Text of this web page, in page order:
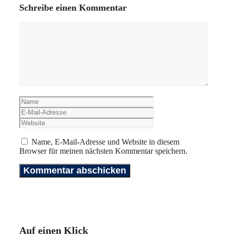
Schreibe einen Kommentar
Name
Mail-
Adresse
Name, E-Mail-Adresse und Website in diesem
Browser für meinen nächsten Kommentar speichern.
Auf einen Klick